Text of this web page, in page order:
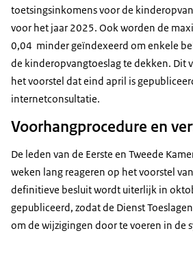
toetsingsinkomens voor de
voor het jaar 2025. Ook worden de
0,04 minder geïndexeerd om enkele
de kinderopvangtoeslag te dekken. Dit
het voorstel dat eind april is
internetconsultatie.
Voorhangprocedure en
De leden van de Eerste en Tweede
weken lang reageren op het voorstel
definitieve besluit wordt uiterlijk in
gepubliceerd, zodat de Dienst
om de wijzigingen door te voeren in de